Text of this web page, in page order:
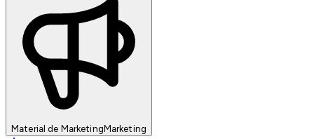
Material de MarketingMarketing